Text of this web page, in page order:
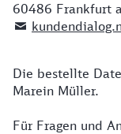
60486 Frankfurt
Die bestellte
Marein Müller.
Für Fragen und